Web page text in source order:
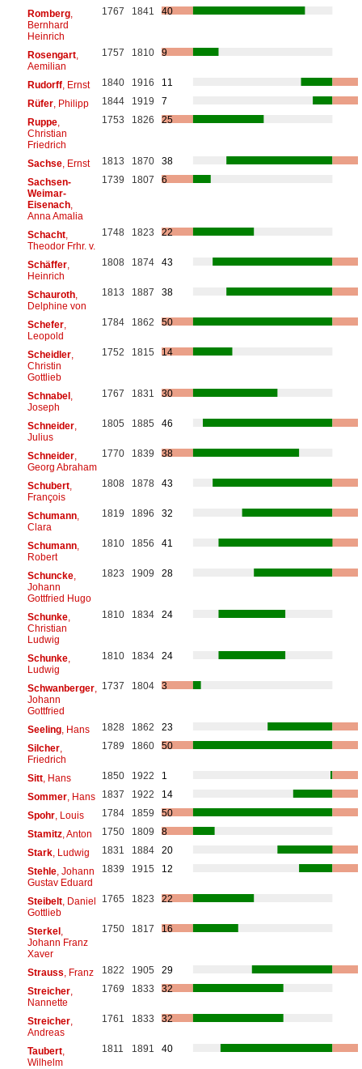
Romberg,
Bernhard
Heinrich
1767 1841 40
Rosengart,
Aemilian
1757 1810 9
Rudorff, Ernst 1840 1916
11
Rüfer, Philipp 1844 1919
7
Ruppe,
Christian
Friedrich
1753 1826 25
Sachse, Ernst 1813 1870
38
Sachsen-
Weimar-
Eisenach,
Anna Amalia
1739 1807 6
Schacht,
Theodor Frhr. v.
1748 1823 22
Schäffer,
Heinrich
1808 1874 43
Schauroth,
Delphine von
1813 1887 38
Schefer,
Leopold
1784 1862 50
Scheidler,
Christin
Gottlieb
1752 1815 14
Schnabel,
Joseph
1767 1831 30
Schneider,
Julius
1805 1885 46
Schneider,
Georg Abraham
1770 1839 38
Schubert,
François
1808 1878 43
Schumann,
Clara
1819 1896 32
Schumann,
Robert
1810 1856 41
Schuncke,
Johann
Gottfried Hugo
1823 1909 28
Schunke,
Christian
Ludwig
1810 1834 24
Schunke,
Ludwig
1810 1834 24
Schwanberger,
Johann
Gottfried
1737 1804 3
Seeling, Hans 1828 1862
23
Silcher,
Friedrich
1789 1860 50
Sitt, Hans 1850 1922
1
Sommer, Hans 1837 1922
14
Spohr, Louis 1784 1859
50
Stamitz, Anton 1750 1809
8
Stark, Ludwig 1831 1884
20
Stehle, Johann
Gustav Eduard
1839 1915 12
Steibelt, Daniel
Gottlieb
1765 1823 22
Sterkel,
Johann Franz
Xaver
1750 1817 16
Strauss , Franz 1822 1905
29
Streicher,
Nannette
1769 1833 32
Streicher,
Andreas
1761 1833 32
Taubert,
Wilhelm
1811 1891 40